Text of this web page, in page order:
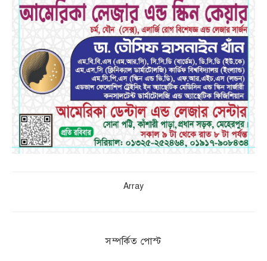
Array
সম্পর্কিত পোস্ট